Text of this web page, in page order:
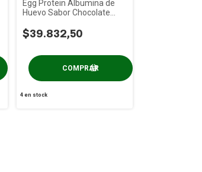
Egg Protein Albumina de
Huevo Sabor Chocolate
$39.832,50
4 en stock